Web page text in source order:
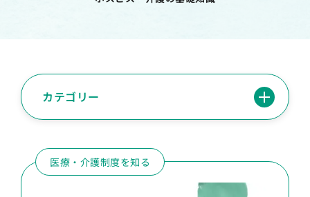
カテゴリー
医療・介護制度を知る